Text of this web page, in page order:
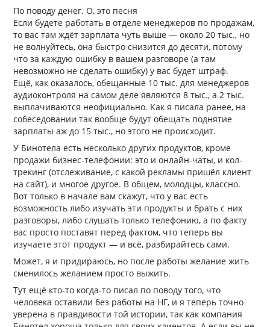
По поводу денег. О, это песня
Если будете работать в отделе менеджеров по продажам,
то вас там ждёт зарплата чуть выше — около 20 тыс., но
не волнуйтесь, она быстро снизится до десяти, потому
что за каждую ошибку в вашем разговоре (а там
невозможно не сделать ошибку) у вас будет штраф.
Ещё, как оказалось, обещанные 10 тыс. для менеджеров
аудиоконтроля на самом деле являются 8 тыс., а 2 тыс.
выплачиваются неофициально. Как я писала ранее, на
собеседовании так вообще будут обещать поднятие
зарплаты аж до 15 тыс., но этого не происходит.
У Бинотела есть несколько других продуктов, кроме
продажи бизнес-телефонии: это и онлайн-чаты, и кол-
трекинг (отслеживание, с какой рекламы пришёл клиент
на сайт), и многое другое. В общем, молодцы, классно.
Вот только в начале вам скажут, что у вас есть
возможность либо изучать эти продукты и брать с них
разговоры, либо слушать только телефонию, а по факту
вас просто поставят перед фактом, что теперь вы
изучаете этот продукт — и всё, разбирайтесь сами.
Может, я и придираюсь, но после работы желание жить
сменилось желанием просто выжить.
Тут ещё кто-то когда-то писал по поводу того, что
человека оставили без работы на НГ, и я теперь точно
уверена в правдивости той истории, так как компания